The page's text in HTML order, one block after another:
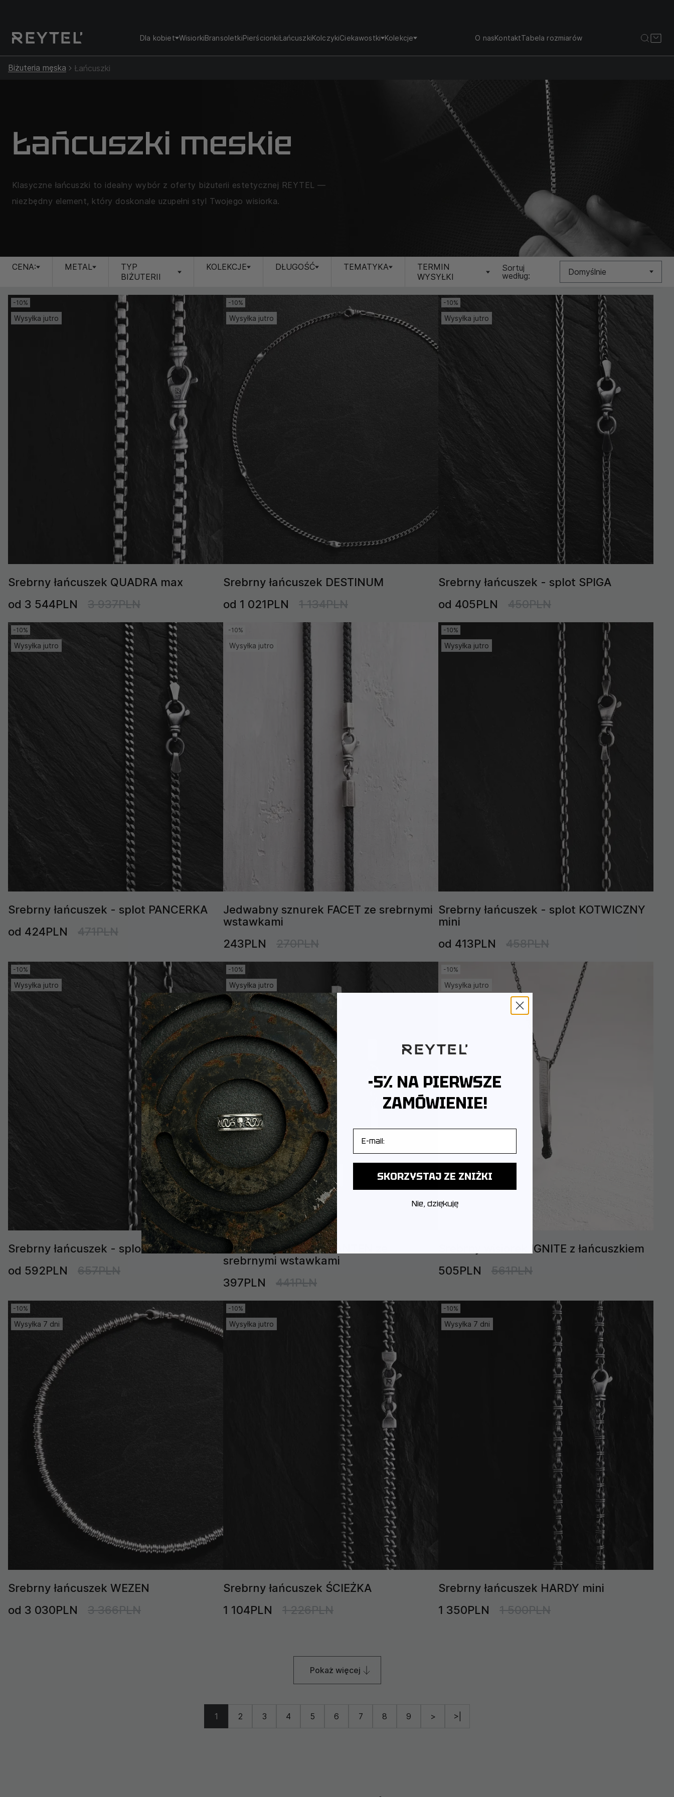
Dla kobiet WisiorkiBransoletkiPierścionkiŁańcuszkiKolczykiCiekawostki Kolekcje O nasKontaktTabela rozmiarów
Biżuteria męska Łańcuszki
Łańcuszki meskie
Klasyczne łańcuszki to idealny wybór z oferty biżuterii estetycznej REYTEL —
niezbędny element, który doskonale uzupełni styl Twojego wisiorka.
CENA: METAL
TYP
BIŻUTERII
KOLEKCJE DŁUGOŚĆ TEMATYKA
TERMIN
WYSYŁKI
Sortuj
według:
Domyślnie
Nowość
Cena (Niska >
Wysoka)
Cena (Wysoka >
-10%
Wysyłka jutro
Srebrny łańcuszek QUADRA max
od 3 544PLN
3 937PLN
-10%
Wysyłka jutro
Srebrny łańcuszek DESTINUM
od 1 021PLN
1 134PLN
-10%
Wysyłka jutro
Srebrny łańcuszek - splot SPIGA
od 405PLN
450PLN
-10%
Wysyłka jutro
Srebrny łańcuszek - splot PANCERKA
od 424PLN
471PLN
-10%
Wysyłka jutro
Jedwabny sznurek FACET ze srebrnymi
wstawkami
243PLN
270PLN
-10%
Wysyłka jutro
Srebrny łańcuszek - splot KOTWICZNY
mini
od 413PLN
458PLN
-10%
Wysyłka jutro
Srebrny łańcuszek - splot KOTWICZNY
od 592PLN
657PLN
-10%
Wysyłka jutro
Jedwabny sznurek KANTEN ze
srebrnymi wstawkami
397PLN
441PLN
-10%
Wysyłka jutro
Srebrny wisiorek IGNITE z łańcuszkiem
505PLN
561PLN
-10%
Wysyłka 7 dni
Srebrny łańcuszek WEZEN
od 3 030PLN
3 366PLN
-10%
Wysyłka jutro
Srebrny łańcuszek ŚCIEŻKA
1 104PLN
1 226PLN
-10%
Wysyłka 7 dni
Srebrny łańcuszek HARDY mini
1 350PLN
1 500PLN
Pokaż więcej
1 2 3 4 5 6 7 8 9 > >|
-5% NA PIERWSZE
ZAMÓWIENIE!
SKORZYSTAJ ZE ZNIŻKI
Nie, dziękuję